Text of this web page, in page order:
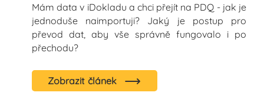
Mám data v iDokladu a chci přejít na PDQ - jak je
jednoduše naimportuji? Jaký je postup pro
převod dat, aby vše správně fungovalo i po
přechodu?
Zobrazit článek